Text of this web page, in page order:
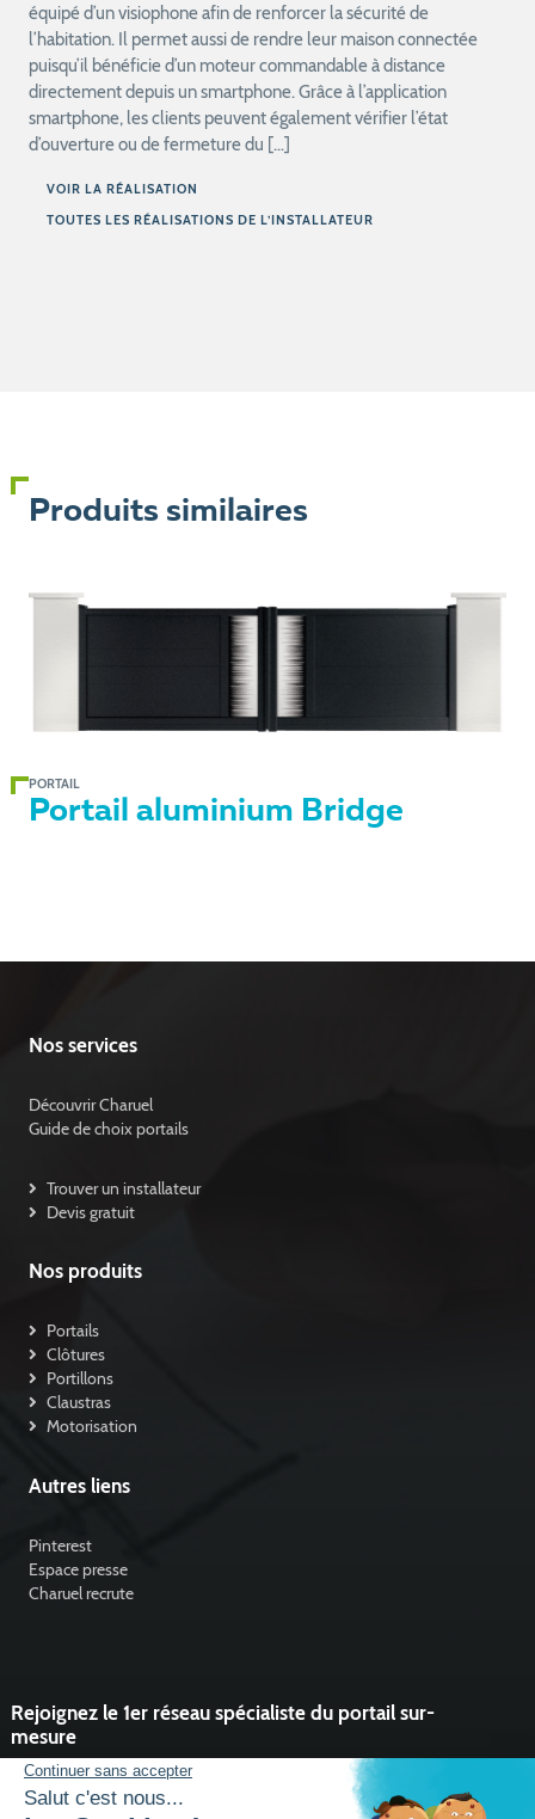
équipé d’un visiophone afin de renforcer la sécurité de
l’habitation. Il permet aussi de rendre leur maison connectée
puisqu’il bénéficie d’un moteur commandable à distance
directement depuis un smartphone. Grâce à l’application
smartphone, les clients peuvent également vérifier l’état
d’ouverture ou de fermeture du […]
VOIR LA RÉALISATION
TOUTES LES RÉALISATIONS DE L’INSTALLATEUR
Produits similaires
PORTAIL
Portail aluminium Bridge
Nos services
Découvrir Charuel
Guide de choix portails
Trouver un installateur
Devis gratuit
Nos produits
Portails
Clôtures
Portillons
Claustras
Motorisation
Autres liens
Pinterest
Espace presse
Charuel recrute
Rejoignez le 1er réseau spécialiste du portail sur-
mesure
Vous souhaitez développer l'activité portail de votre entreprise ?